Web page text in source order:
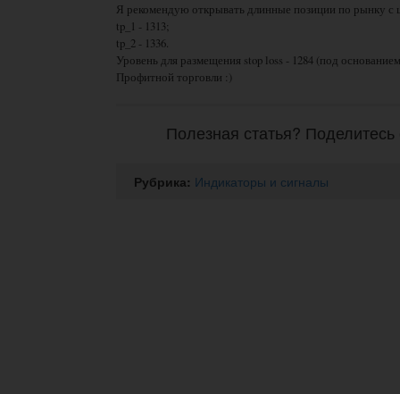
Я рекомендую открывать длинные позиции по рынку с
tp_1 - 1313;
tp_2 - 1336.
Уровень для размещения stop loss - 1284 (под
Профитной торговли :)
Полезная статья?
Рубрика: Индикаторы и сигналы